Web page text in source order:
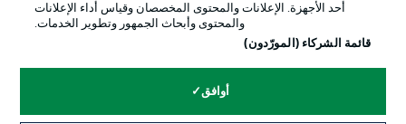
© 2026 Bundesliga-Gruppe GmbH
أحد الأجهزة. الإعلانات والمحتوى المخصصان وقياس أداء الإعلانات
والمحتوى وأبحاث الجمهور وتطوير الخدمات.
قائمة الشركاء (المورّدون)
أوافق